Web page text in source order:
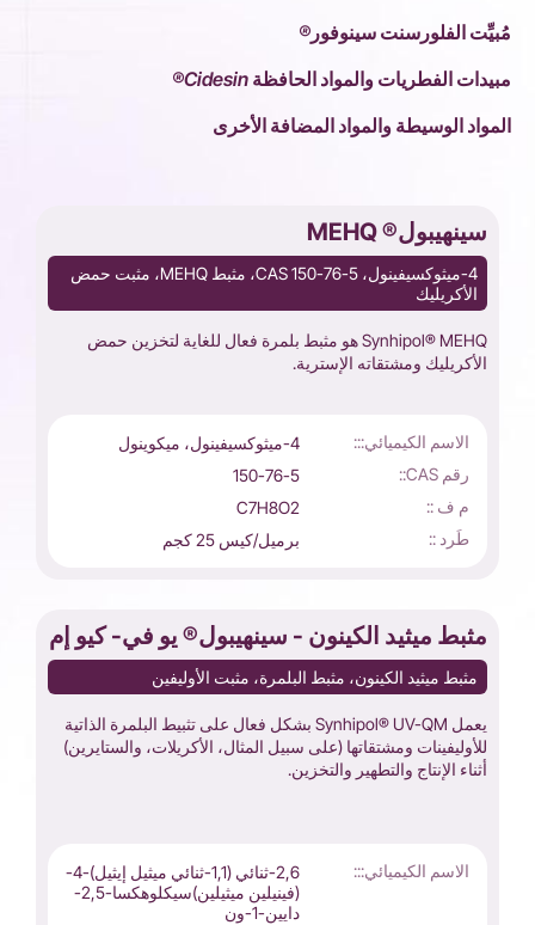
مُبيِّت الفلورسنت سينوفور®
مبيدات الفطريات والمواد الحافظة Cidesin®
المواد الوسيطة والمواد المضافة الأخرى
سينهيبول® MEHQ
4-ميثوكسيفينول، CAS 150-76-5، مثبط MEHQ، مثبت حمض
الأكريليك
Synhipol® MEHQ هو مثبط بلمرة فعال للغاية لتخزين حمض
الأكريليك ومشتقاته الإسترية.
الاسم الكيميائي:::
4-ميثوكسيفينول، ميكوينول
رقم CAS::
150-76-5
م ف ::
C7H8O2
طَرد ::
برميل/كيس 25 كجم
مثبط ميثيد الكينون - سينهيبول® يو في- كيو إم
مثبط ميثيد الكينون، مثبط البلمرة، مثبت الأوليفين
يعمل Synhipol® UV-QM بشكل فعال على تثبيط البلمرة الذاتية
للأوليفينات ومشتقاتها (على سبيل المثال، الأكريلات، والستايرين)
أثناء الإنتاج والتطهير والتخزين.
الاسم الكيميائي:::
2,6-ثنائي (1,1-ثنائي ميثيل إيثيل)-4-
(فينيلين ميثيلين)سيكلوهكسا-2,5-
دايين-1-ون